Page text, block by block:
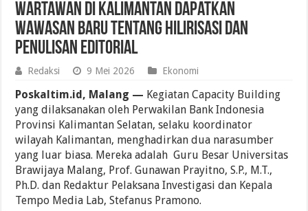
Wartawan di Kalimantan Dapatkan
Wawasan Baru Tentang Hilirisasi dan
Penulisan Editorial
Redaksi 9 Mei 2026 Ekonomi
Poskaltim.id, Malang — Kegiatan Capacity Building
yang dilaksanakan oleh Perwakilan Bank Indonesia
Provinsi Kalimantan Selatan, selaku koordinator
wilayah Kalimantan, menghadirkan dua narasumber
yang luar biasa. Mereka adalah Guru Besar Universitas
Brawijaya Malang, Prof. Gunawan Prayitno, S.P., M.T.,
Ph.D. dan Redaktur Pelaksana Investigasi dan Kepala
Tempo Media Lab, Stefanus Pramono.